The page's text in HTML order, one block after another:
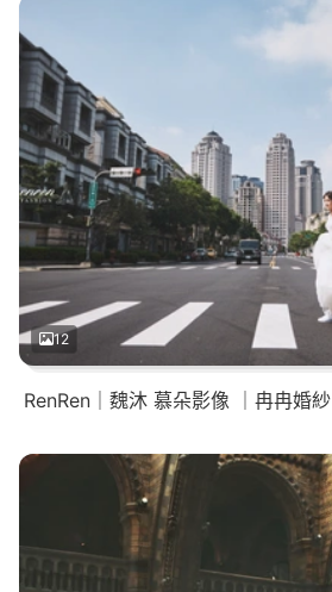
12
RenRen｜魏沐 慕朵影像 ｜冉冉婚紗